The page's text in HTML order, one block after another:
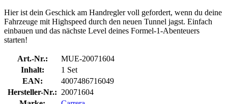
Hier ist dein Geschick am Handregler voll gefordert, wenn du deine
Fahrzeuge mit Highspeed durch den neuen Tunnel jagst. Einfach
einbauen und das nächste Level deines Formel-1-Abenteuers
starten!
Art.-Nr.:
MUE-20071604
Inhalt:
1 Set
EAN:
4007486716049
Hersteller-Nr.: 20071604